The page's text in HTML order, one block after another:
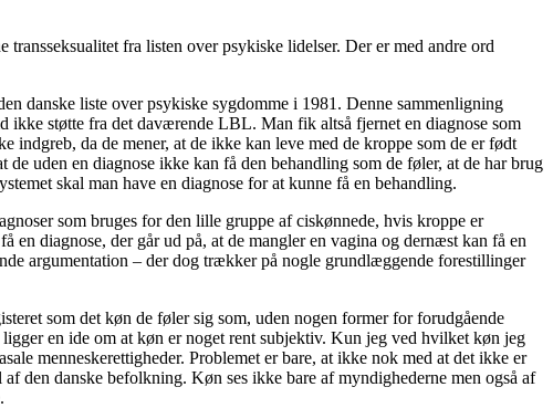
fra listen over psykiske lidelser. Der er med andre ord
danske liste over psykiske sygdomme i 1981. Denne sammenligning
ikke støtte fra det daværende LBL. Man fik altså fjernet en diagnose som
da de mener, at de ikke kan leve med de kroppe som de er født
uden en diagnose ikke kan få den behandling som de føler, at de har brug
skal man have en diagnose for at kunne få en behandling.
som bruges for den lille gruppe af ciskønnede, hvis kroppe er
diagnose, der går ud på, at de mangler en vagina og dernæst kan få en
argumentation – der dog trækker på nogle grundlæggende forestillinger
som det køn de føler sig som, uden nogen former for forudgående
en ide om at køn er noget rent subjektiv. Kun jeg ved hvilket køn jeg
menneskerettigheder. Problemet er bare, at ikke nok med at det ikke er
den danske befolkning. Køn ses ikke bare af myndighederne men også af